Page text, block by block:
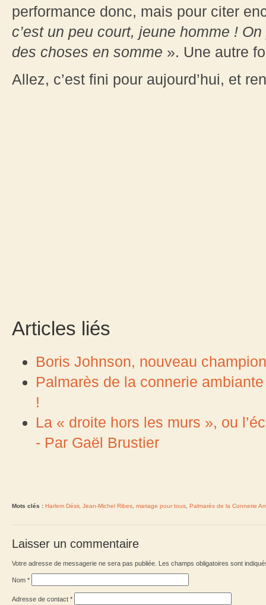
performance donc, mais pour citer
c’est un peu court, jeune homme !
des choses en somme ». Une autre
Allez, c’est fini pour aujourd’hui, et
Articles liés
Boris Johnson, nouveau
Palmarès de la connerie
!
La « droite hors les murs », ou
- Par Gaël Brustier
Mots clés : Harlem Désir, Jean-Michel Ribes, mariage pour tous, Palmarès de la Connerie
Laisser un commentaire
Votre adresse de messagerie ne sera pas publiée. Les champs obligatoires sont
Nom *
Adresse de contact *